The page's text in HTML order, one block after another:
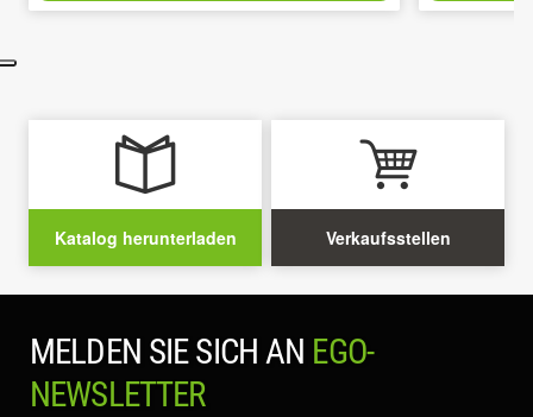
Katalog herunterladen Verkaufsstellen
MELDEN SIE SICH AN EGO-
NEWSLETTER